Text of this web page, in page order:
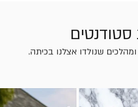
סטודנטים
ומהלכים שנולדו אצלנו בכיתה.